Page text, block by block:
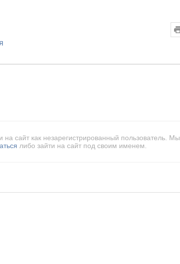
сайт как незарегистрированный пользователь. Мы
либо зайти на сайт под своим именем.